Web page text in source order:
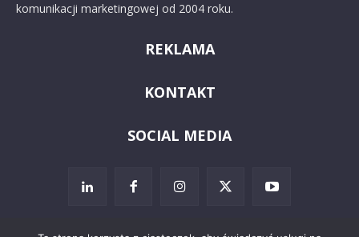
komunikacji marketingowej od 2004 roku.
REKLAMA
KONTAKT
SOCIAL MEDIA